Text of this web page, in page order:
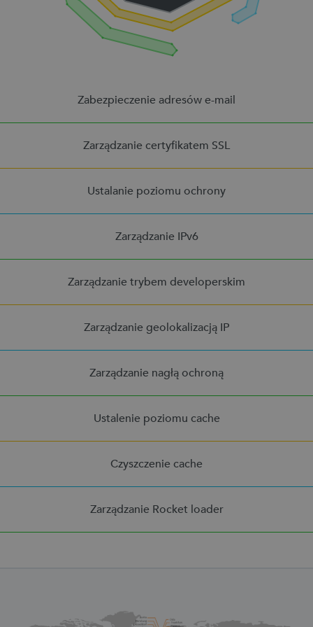
Zabezpieczenie adresów e-mail
Zarządzanie certyfikatem SSL
Ustalanie poziomu ochrony
Zarządzanie IPv6
Zarządzanie trybem developerskim
Zarządzanie geolokalizacją IP
Zarządzanie nagłą ochroną
Ustalenie poziomu cache
Czyszczenie cache
Zarządzanie Rocket loader